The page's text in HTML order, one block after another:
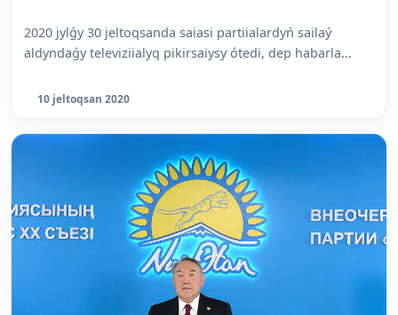
2020 jylǵy 30 jeltoqsanda saiasi partiialardyń sailaý
aldyndaǵy televiziialyq pikirsaiysy ótedi, dep habarla...
10 jeltoqsan 2020